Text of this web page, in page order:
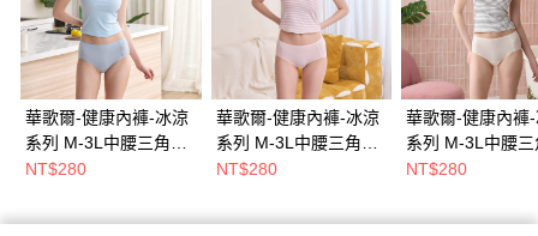
華歌爾-健康內褲-冰涼
系列 M-3L中腰三角褲
(沁涼海鹽水)
NT$280
華歌爾-健康內褲-冰涼
系列 M-3L中腰三角褲
(白桃氣泡粉)
NT$280
華歌爾-健康內褲
系列 M-3L中腰三
(涼爽光澤膚)
NT$280